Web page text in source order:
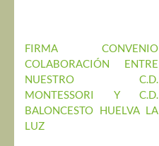
Navegación
de
entradas
FIRMA CONVENIO
COLABORACIÓN ENTRE
NUESTRO C.D.
MONTESSORI Y C.D.
BALONCESTO HUELVA LA
LUZ